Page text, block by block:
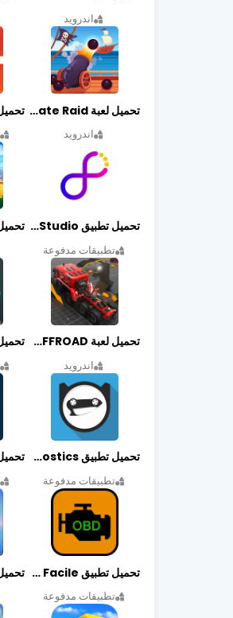
اندرويد
تحميل لعبة Pirate Raid مهكرة أخر إصدار
اندرويد
تحميل تطبيق Graphic Studio مهكر أخر إصدار
تطبيقات مدفوعة
تحميل لعبة PROJECT:OFFROAD مهكرة أخر إصدار
اندرويد
تحميل تطبيق OBDeleven Car Diagnostics مهكر أخر إصدار
تطبيقات مدفوعة
تحميل تطبيق EOBD Facile مهكر أخر إصدار
تطبيقات مدفوعة